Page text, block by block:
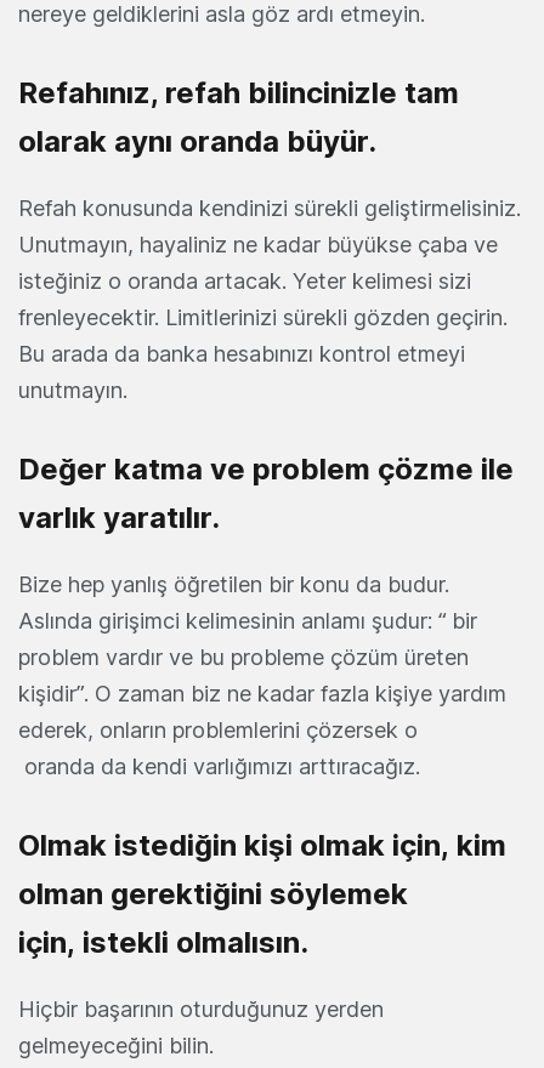
nereye geldiklerini asla göz ardı etmeyin.
Refahınız, refah bilincinizle tam
olarak aynı oranda büyür.
Refah konusunda kendinizi sürekli geliştirmelisiniz.
Unutmayın, hayaliniz ne kadar büyükse çaba ve
isteğiniz o oranda artacak. Yeter kelimesi sizi
frenleyecektir. Limitlerinizi sürekli gözden geçirin.
Bu arada da banka hesabınızı kontrol etmeyi
unutmayın.
Değer katma ve problem çözme ile
varlık yaratılır.
Bize hep yanlış öğretilen bir konu da budur.
Aslında girişimci kelimesinin anlamı şudur: “ bir
problem vardır ve bu probleme çözüm üreten
kişidir”. O zaman biz ne kadar fazla kişiye yardım
ederek, onların problemlerini çözersek o
oranda da kendi varlığımızı arttıracağız.
Olmak istediğin kişi olmak için, kim
olman gerektiğini söylemek
için, istekli olmalısın.
Hiçbir başarının oturduğunuz yerden
gelmeyeceğini bilin.